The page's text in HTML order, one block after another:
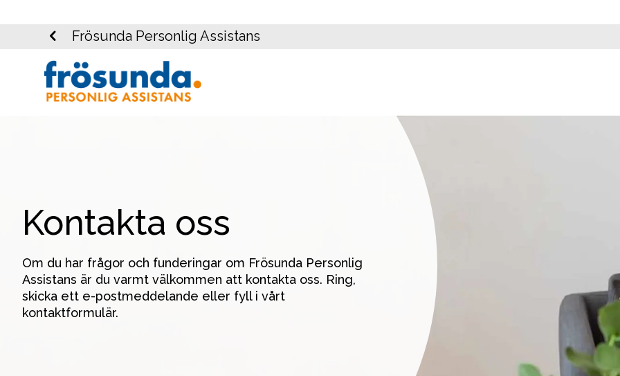
Frösunda Personlig Assistans
Kontakta oss
Om du har frågor och funderingar om Frösunda Personlig
Assistans är du varmt välkommen att kontakta oss. Ring,
skicka ett e-postmeddelande eller fyll i vårt
kontaktformulär.